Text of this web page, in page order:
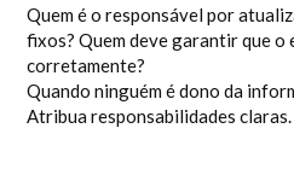
Quem é o responsável por
fixos? Quem deve garantir que o
corretamente?
Quando ninguém é dono da
Atribua responsabilidades claras.